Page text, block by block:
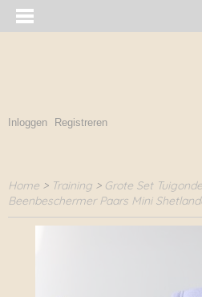
Inloggen Registreren
Home > Training > Grote Set
Beenbeschermer Paars Mini